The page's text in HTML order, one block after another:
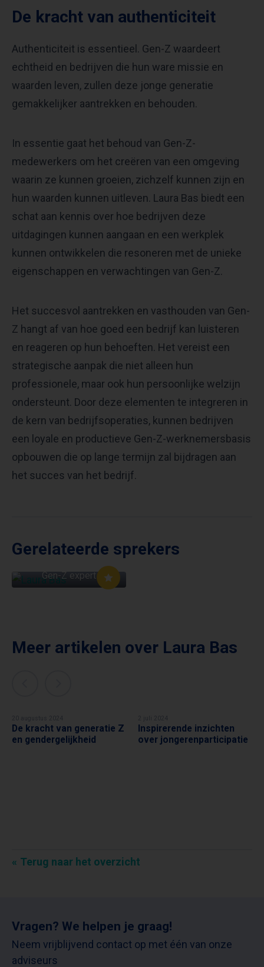
De kracht van authenticiteit
Authenticiteit is essentieel. Gen-Z waardeert
echtheid en bedrijven die hun ware missie en
waarden leven, zullen deze jonge generatie
gemakkelijker aantrekken en behouden.
In essentie gaat het behoud van Gen-Z-
medewerkers om het creëren van een omgeving
waarin ze kunnen groeien, zichzelf kunnen zijn en
hun waarden kunnen uitleven. Laura Bas biedt een
schat aan kennis over hoe bedrijven deze
uitdagingen kunnen aangaan en een werkplek
kunnen ontwikkelen die resoneren met de unieke
eigenschappen en verwachtingen van Gen-Z.
Het succesvol aantrekken en vasthouden van Gen-
Z hangt af van hoe goed een bedrijf kan luisteren
en reageren op hun behoeften. Het vereist een
strategische aanpak die niet alleen hun
professionele, maar ook hun persoonlijke welzijn
ondersteunt. Door deze elementen te integreren in
de kern van bedrijfsoperaties, kunnen bedrijven
een loyale en productieve Gen-Z-werknemersbasis
opbouwen die op lange termijn zal bijdragen aan
het succes van het bedrijf.
Gerelateerde sprekers
Gen-Z expert
Meer artikelen over Laura Bas
LAURA BAS
De kracht van generatie Z
en gendergelijkheid
LAURA BAS
Inspirerende inzichten
over jongerenparticipatie
Terug naar het overzicht
Vragen? We helpen je graag!
Neem vrijblijvend contact op met één van onze
adviseurs